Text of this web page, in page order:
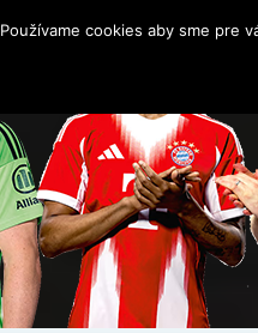
Používame cookies aby sme pre